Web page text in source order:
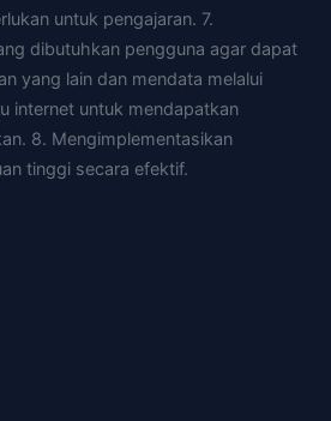
untuk pengajaran. 7.
dibutuhkan pengguna agar dapat
yang lain dan mendata melalui
internet untuk mendapatkan
8. Mengimplementasikan
tinggi secara efektif.